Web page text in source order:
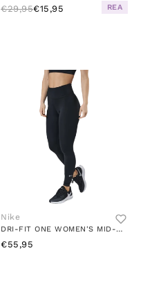
€29,95€15,95 REA
Nike
DRI-FIT ONE WOMEN'S MID-RISE LEGGINGS BLACK/WHITE
€55,95